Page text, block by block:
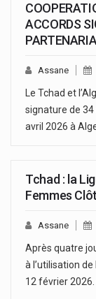
ACCORDS
Assane
Le Tchad et
signature de
avril 2026 à
Tchad : la
Femmes
Assane
Après quatre
à l’utilisation
12 février 2026.